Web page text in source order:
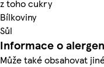
z toho cukry
Bílkoviny
Sůl
Informace o
Může také obsahovat